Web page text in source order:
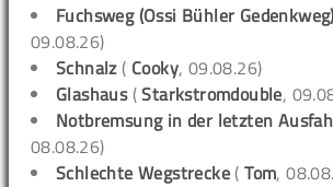
Fuchsweg (Ossi Bühler Gedenkweg)
09.08.26)
Schnalz( Cooky, 09.08.26)
Glashaus(Starkstromdouble,
Notbremsung in der letzten
08.08.26)
Schlechte Wegstrecke (Tom,